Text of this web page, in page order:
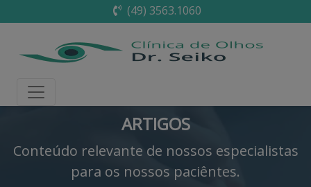
(49) 3563.1060
ARTIGOS
Conteúdo relevante de nossos especialistas
para os nossos paciêntes.